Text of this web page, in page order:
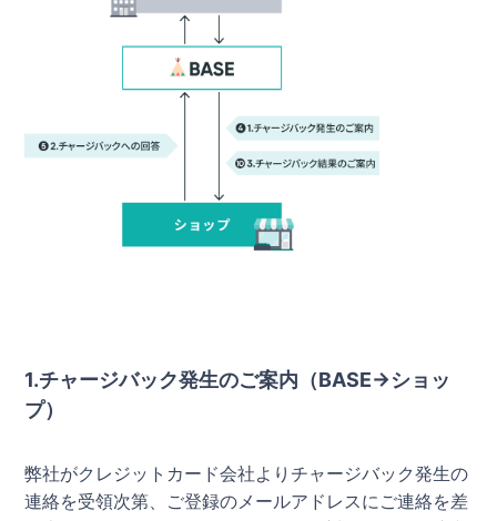
1.チャージバック発生のご案内（BASE→ショッ
プ）
弊社がクレジットカード会社よりチャージバック発生の
連絡を受領次第、ご登録のメールアドレスにご連絡を差